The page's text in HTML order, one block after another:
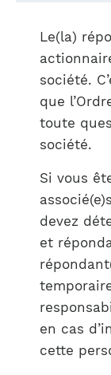
Le(la)
société.
que
toute
société.
Si vous
devez
et
en cas
cette